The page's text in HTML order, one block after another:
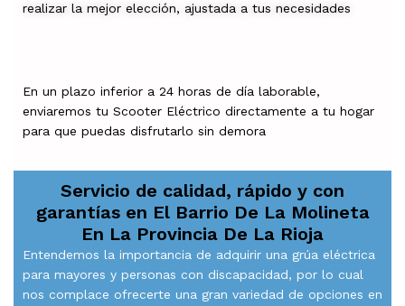
realizar la mejor elección, ajustada a tus necesidades
En un plazo inferior a 24 horas de día laborable,
enviaremos tu Scooter Eléctrico directamente a tu hogar
para que puedas disfrutarlo sin demora
Servicio de calidad, rápido y con
garantías en El Barrio De La Molineta
En La Provincia De La Rioja
Entendemos la importancia de adquirir una grúa eléctrica
para mayores y personas con discapacidad, por lo cual
nos complace ofrecerte una gran variedad de opciones en